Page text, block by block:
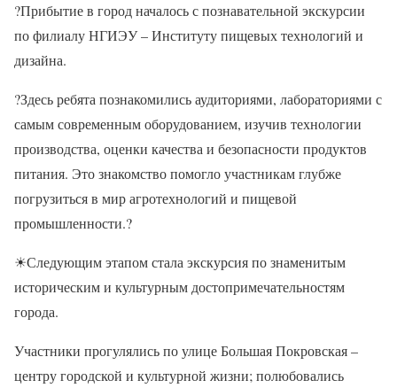
?Прибытие в город началось с познавательной экскурсии
по филиалу НГИЭУ – Институту пищевых технологий и
дизайна.
?Здесь ребята познакомились аудиториями, лабораториями с
самым современным оборудованием, изучив технологии
производства, оценки качества и безопасности продуктов
питания. Это знакомство помогло участникам глубже
погрузиться в мир агротехнологий и пищевой
промышленности.?
☀Следующим этапом стала экскурсия по знаменитым
историческим и культурным достопримечательностям
города.
Участники прогулялись по улице Большая Покровская –
центру городской и культурной жизни; полюбовались